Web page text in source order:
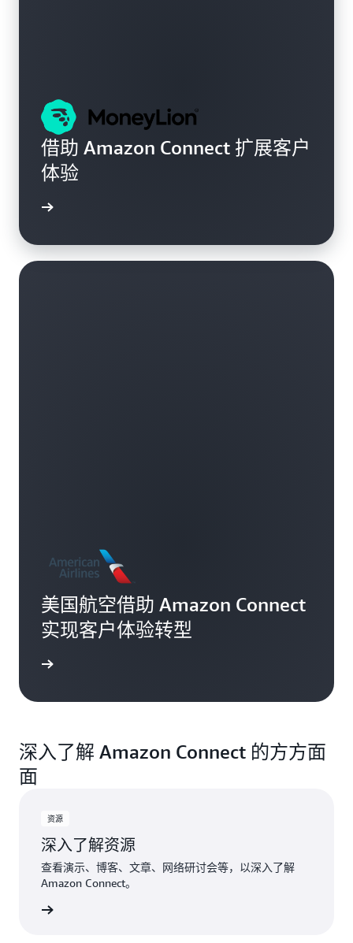
借助 Amazon Connect 扩展客户
体验
美国航空借助 Amazon Connect
实现客户体验转型
深入了解 Amazon Connect 的方方面
面
资源
深入了解资源
查看演示、博客、文章、网络研讨会等，以深入了解
Amazon Connect。